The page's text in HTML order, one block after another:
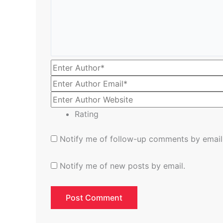
Rating
Notify me of follow-up comments by
Notify me of new posts by email.